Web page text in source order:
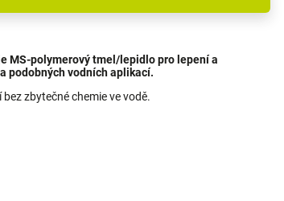
MS‑polymerový tmel/lepidlo pro lepení a
podobných vodních aplikací.
zbytečné chemie ve vodě.